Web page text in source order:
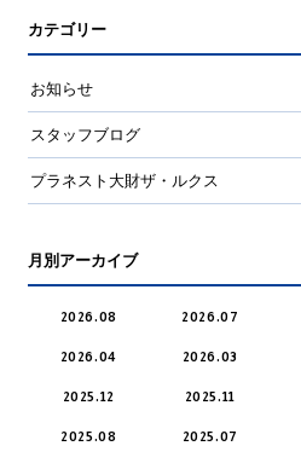
カテゴリー
お知らせ
スタッフブログ
プラネスト大財ザ・ルクス
月別アーカイブ
2026.08 2026.07
2026.04 2026.03
2025.12 2025.11
2025.08 2025.07